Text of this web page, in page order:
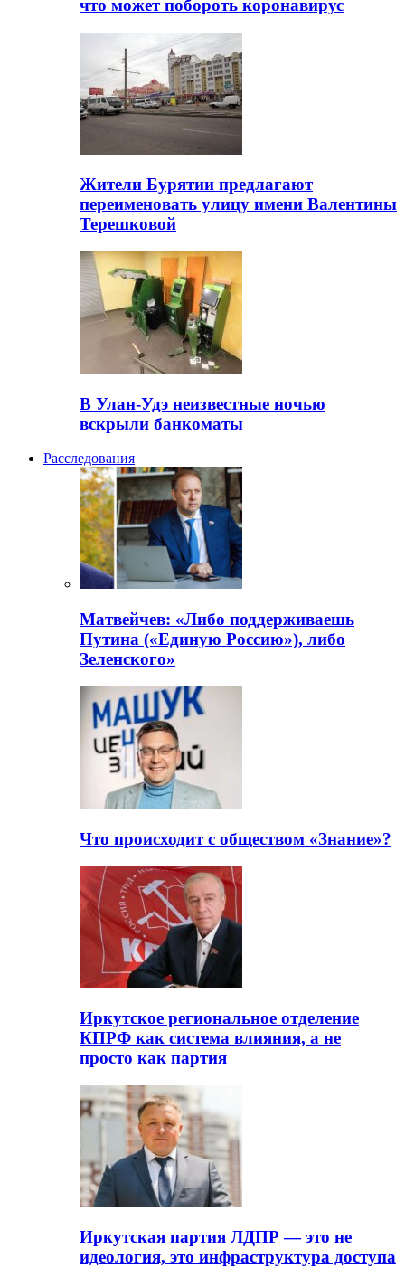
что может побороть коронавирус
Жители Бурятии предлагают
переименовать улицу имени Валентины
Терешковой
В Улан-Удэ неизвестные ночью
вскрыли банкоматы
Расследования
Матвейчев: «Либо поддерживаешь
Путина («Единую Россию»), либо
Зеленского»
Что происходит с обществом «Знание»?
Иркутское региональное отделение
КПРФ как система влияния, а не
просто как партия
Иркутская партия ЛДПР — это не
идеология, это инфраструктура доступа